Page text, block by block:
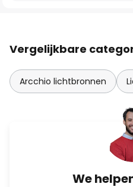
Vergelijkbare
Arcchio lichtbronnen
We